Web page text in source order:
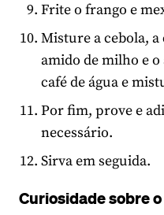
Frite o frango e
Misture a cebola,
amido de milho e
café de água e
Por fim, prove e
necessário.
Sirva em seguida.
Curiosidade sobre